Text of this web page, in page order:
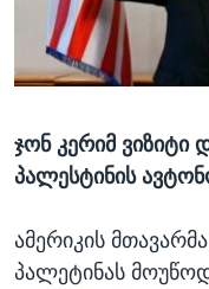
ᲡᲢᲣᲓᲘᲐ ᲕᲐᲨᲘᲜᲒᲢᲝᲜᲘ
ᲔᲙᲝᲜᲝᲛᲘᲙᲐ
ᲯᲐᲜᲛᲠᲗᲔᲚᲝᲑᲐ
ᲘᲜᲢᲔᲠᲕᲘᲣ
ᲙᲣᲚᲢᲣᲠᲐ
ᲒᲐᲚᲘᲚᲔᲝ
ᲓᲔᲖᲘᲜᲤᲝᲠᲛᲐᲪᲘᲐ
Learning English
ჯონ კერიმ
პალესტინის
ამერიკის
პალეტინას